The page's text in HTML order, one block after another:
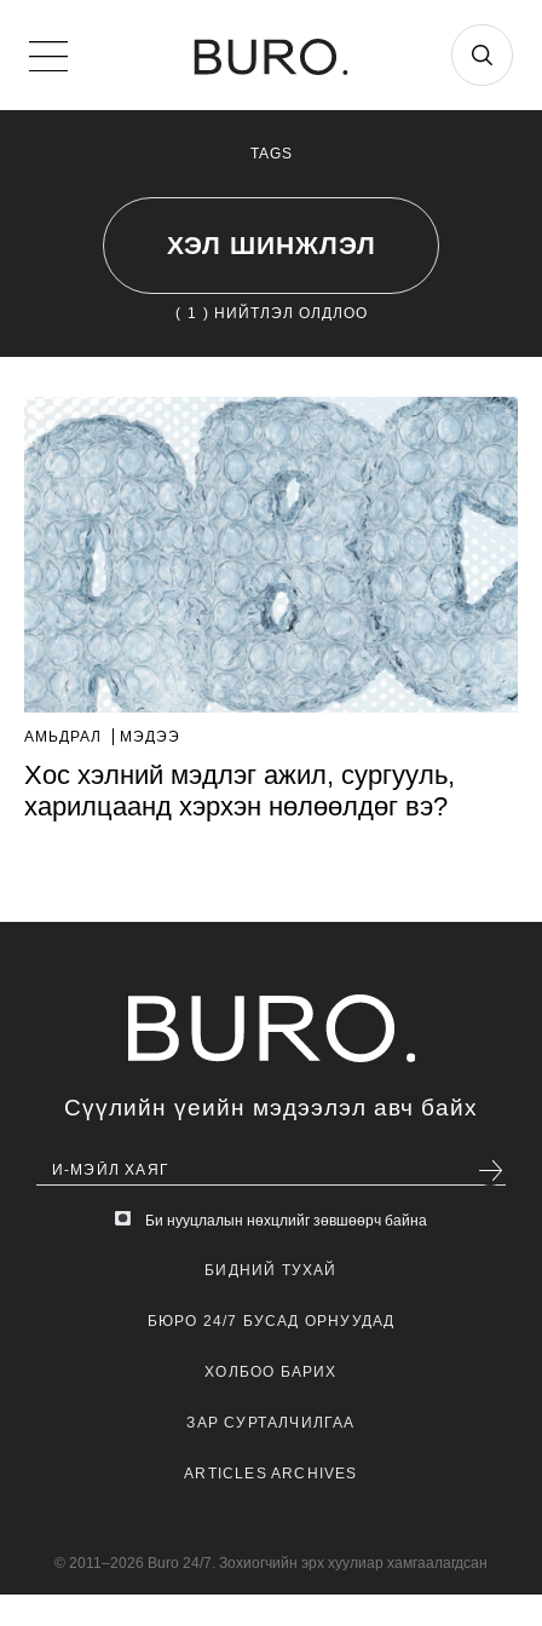
TAGS
ХЭЛ ШИНЖЛЭЛ
( 1 ) НИЙТЛЭЛ ОЛДЛОО
АМЬДРАЛ МЭДЭЭ
Хоc хэлний мэдлэг ажил, сургууль,
харилцаанд хэрхэн нөлөөлдөг вэ?
Сүүлийн үеийн мэдээлэл авч байх
Би нууцлалын нөхцлийг зөвшөөрч байна
БИДНИЙ ТУХАЙ
БЮРО 24/7 БУСАД ОРНУУДАД
ХОЛБОО БАРИХ
ЗАР СУРТАЛЧИЛГАА
ARTICLES ARCHIVES
© 2011–2026 Buro 24/7. Зохиогчийн эрх хуулиар хамгаалагдсан